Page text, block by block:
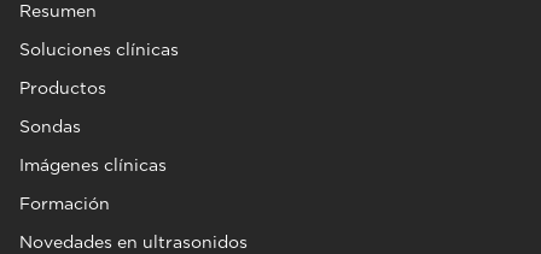
Resumen
Soluciones clínicas
Productos
Sondas
Imágenes clínicas
Formación
Novedades en ultrasonidos